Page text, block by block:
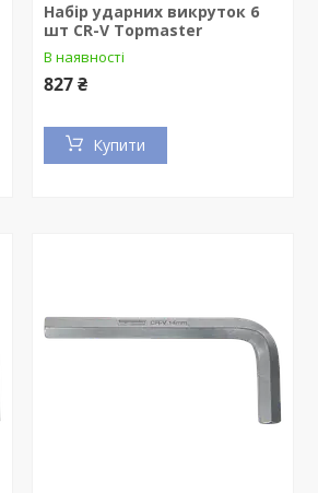
Набір ударних викруток 6
шт CR-V Topmaster
В наявності
827 ₴
Купити